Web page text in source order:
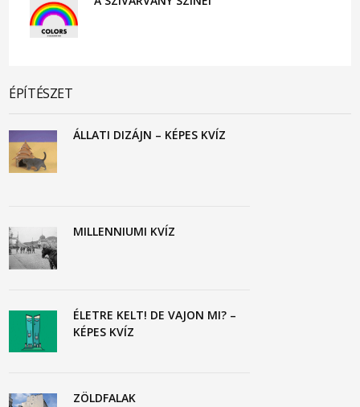
ÉPÍTÉSZET
ÁLLATI DIZÁJN – KÉPES KVÍZ
MILLENNIUMI KVÍZ
ÉLETRE KELT! DE VAJON MI? –
KÉPES KVÍZ
ZÖLDFALAK